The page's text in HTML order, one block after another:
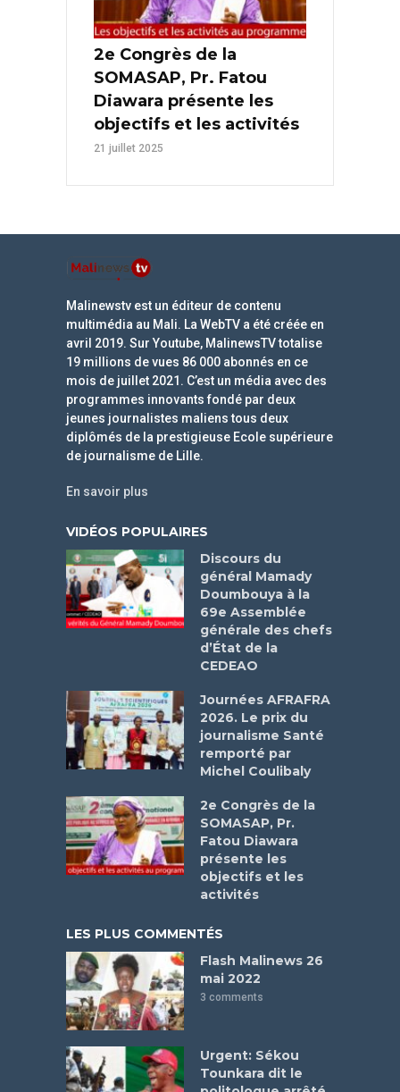
2e Congrès de la
SOMASAP, Pr. Fatou
Diawara présente les
objectifs et les activités
21 juillet 2025
Malinewstv est un éditeur de contenu
multimédia au Mali. La WebTV a été créée en
avril 2019. Sur Youtube, MalinewsTV totalise
19 millions de vues 86 000 abonnés en ce
mois de juillet 2021. C’est un média avec des
programmes innovants fondé par deux
jeunes journalistes maliens tous deux
diplômés de la prestigieuse Ecole supérieure
de journalisme de Lille.
En savoir plus
VIDÉOS POPULAIRES
Discours du
général Mamady
Doumbouya à la
69e Assemblée
générale des chefs
d’État de la
CEDEAO
Journées AFRAFRA
2026. Le prix du
journalisme Santé
remporté par
Michel Coulibaly
2e Congrès de la
SOMASAP, Pr.
Fatou Diawara
présente les
objectifs et les
activités
LES PLUS COMMENTÉS
Flash Malinews 26
mai 2022
3 comments
Urgent: Sékou
Tounkara dit le